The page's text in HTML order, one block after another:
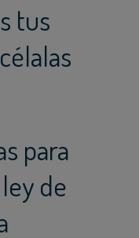
tus
para
de